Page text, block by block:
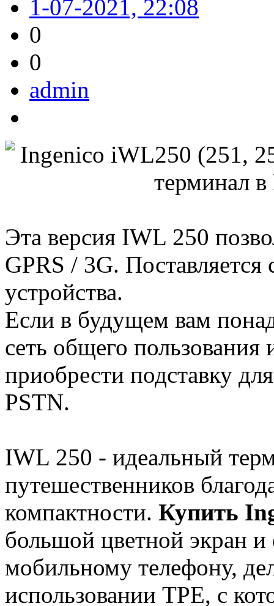
1-07-2021, 22:08
0
0
admin
Эта версия IWL 250
GPRS / 3G. Поставляется
устройства.
Если в будущем вам
сеть общего
приобрести подставку
PSTN.
IWL 250 - идеальный
путешественников
компактности. Купить
большой цветной экран и
мобильному телефону,
использовании TPE, с